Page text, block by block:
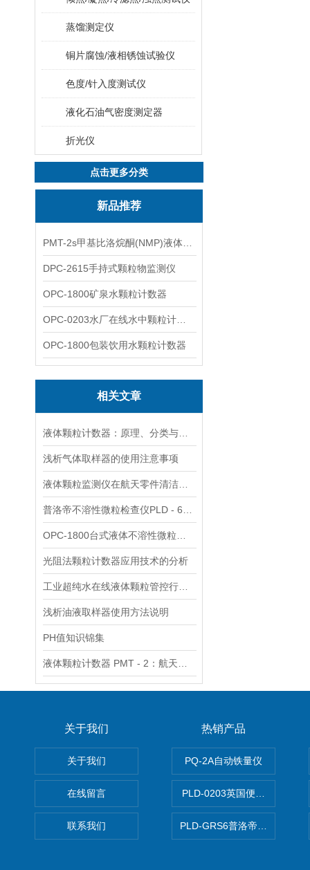
蒸馏测定仪
铜片腐蚀/液相锈蚀试验仪
色度/针入度测试仪
液化石油气密度测定器
折光仪
点击更多分类
新品推荐
DPC-2615手持式颗粒物监测仪
OPC-1800矿泉水颗粒计数器
OPC-1800包装饮用水颗粒计数器
相关文章
浅析气体取样器的使用注意事项
光阻法颗粒计数器应用技术的分析
浅析油液取样器使用方法说明
PH值知识锦集
关于我们
关于我们
在线留言
联系我们
热销产品
PQ-2A自动铁量仪
PLD-0203英国便携式油品颗
PLD-GRS6普洛帝全自动微量